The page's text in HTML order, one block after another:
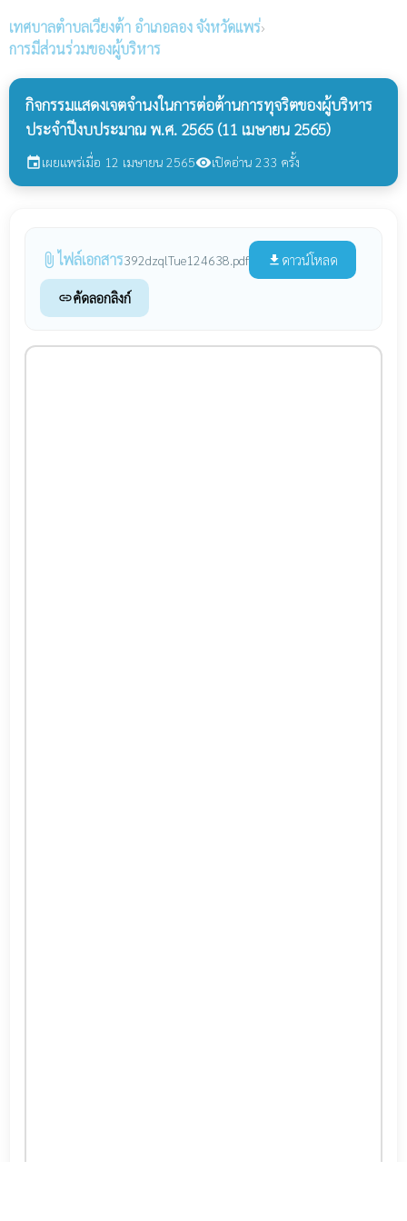
เทศบาลตำบลเวียงต้า อำเภอลอง จังหวัดแพร่›
การมีส่วนร่วมของผู้บริหาร
กิจกรรมแสดงเจตจำนงในการต่อต้านการทุจริตของผู้บริหาร
ประจำปีงบประมาณ พ.ศ. 2565 (11 เมษายน 2565)
eventเผยแพร่เมื่อ 12 เมษายน 2565visibilityเปิดอ่าน 233 ครั้ง
attach_file ไฟล์เอกสาร392dzqlTue124638.pdf file_download ดาวน์โหลด
linkคัดลอกลิงก์